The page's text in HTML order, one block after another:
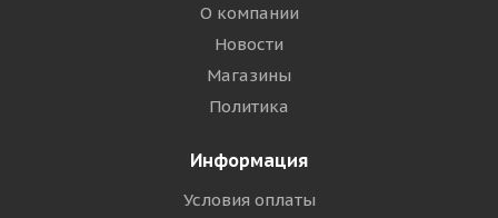
О компании
Новости
Магазины
Политика
Информация
Условия оплаты